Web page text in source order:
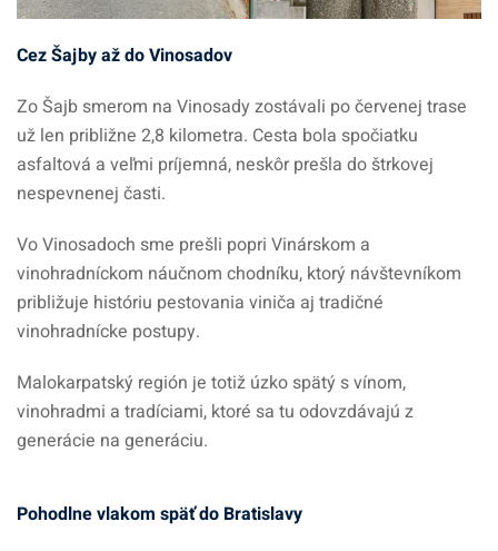
Cez Šajby až do Vinosadov
Zo Šajb smerom na Vinosady zostávali po červenej trase
už len približne 2,8 kilometra. Cesta bola spočiatku
asfaltová a veľmi príjemná, neskôr prešla do štrkovej
nespevnenej časti.
Vo Vinosadoch sme prešli popri Vinárskom a
vinohradníckom náučnom chodníku, ktorý návštevníkom
približuje históriu pestovania viniča aj tradičné
vinohradnícke postupy.
Malokarpatský región je totiž úzko spätý s vínom,
vinohradmi a tradíciami, ktoré sa tu odovzdávajú z
generácie na generáciu.
Pohodlne vlakom späť do Bratislavy